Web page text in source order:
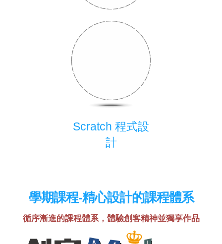
Scratch 程式設
計
學期課程-精心設計的課程體系
循序漸進的課程體系，體驗創客精神並獨享作品